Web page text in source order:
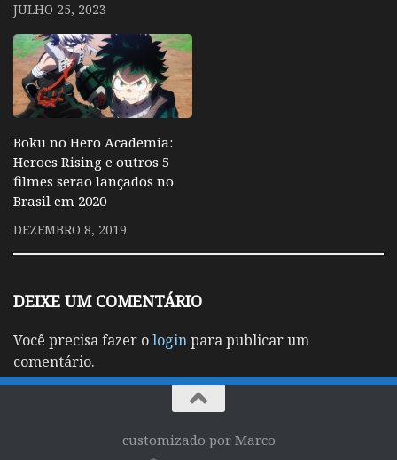
JULHO 25, 2023
Boku no Hero Academia:
Heroes Rising e outros 5
filmes serão lançados no
Brasil em 2020
DEZEMBRO 8, 2019
DEIXE UM COMENTÁRIO
Você precisa fazer ologinpara publicar um
comentário.
customizado por Marco